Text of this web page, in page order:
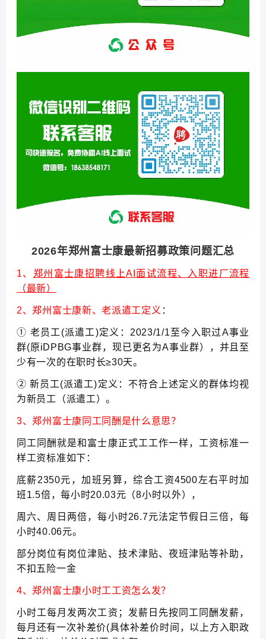
2026年郑州富士康最新招募政策问题汇总
1、 郑州富士康招聘线上AI面试流程、入职进厂流程
（最新）
2、郑州富士康新、老派遣工定义 ：
① 老员工(派遣工)定义：2023/1/1至今入职过A事业
群(原iDPBG事业群，现已更名为A事业群），并且至
少有一次的在职时长≥30天。
② 新员工(派遣工)定义：不符合上述定义的群体均视
为新员工（派遣工）。
3、郑州富士康同工同酬是什么意思？
同工同酬就是和富士康正式工工作一样，工资标准一
样工资标准如下：
底薪2350元，加班另算，综合工资4500左右平时加
班1.5倍，每小时20.03元（8小时以外），
周六、周日两倍，每小时26.7元法定节假日三倍，每
小时40.06元。
部分岗位有岗位津贴、技术津贴、夜班津贴等补助，
不扣五险一金
4、郑州富士康小时工工资怎么发？
小时工每月发两次工资；发薪日先按同工同酬发薪，
每月还有一次补差价(具体补差价时间，以上方入职政